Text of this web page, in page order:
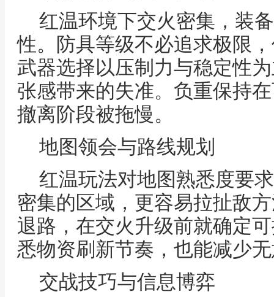
红温环境下交火密集，装
性。防具等级不必追求极限
武器选择以压制力与稳定性
张感带来的失准。负重保持
撤离阶段被拖慢。
地图领会与路线规划
红温玩法对地图熟悉度要
密集的区域，更容易拉扯敌
退路，在交火升级前就确定
悉物资刷新节奏，也能减少
交战技巧与信息博弈